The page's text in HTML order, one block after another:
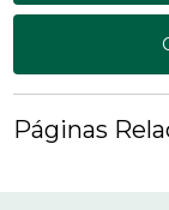
Páginas